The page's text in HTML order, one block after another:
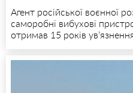
Агент російської воєнної
саморобні вибухові
отримав 15 років